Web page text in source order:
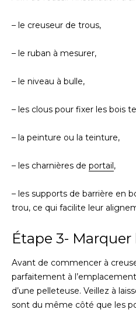
– le creuseur de trous,
– le ruban à mesurer,
– le niveau à bulle,
– les clous pour fixer les bois
– la peinture ou la teinture,
– les charnières de portail,
– les supports de barrière en
trou, ce qui facilite leur
Étape 3-
Avant de commencer à
parfaitement à
d’une pelleteuse. Veillez à
sont du même côté que les